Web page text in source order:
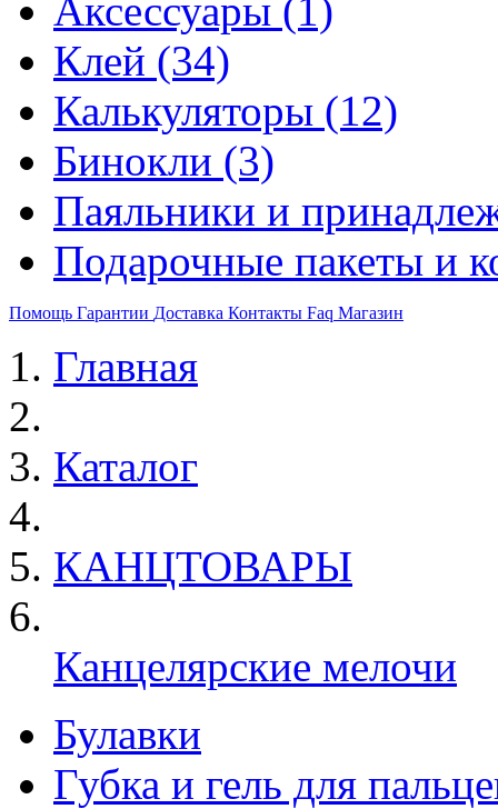
Аксессуары (1)
Клей (34)
Калькуляторы (12)
Бинокли (3)
Паяльники и
Подарочные пакеты и
Помощь Гарантии Доставка Контакты Faq Магазин
Главная
Каталог
КАНЦТОВАРЫ
Канцелярские мелочи
Булавки
Губка и гель для